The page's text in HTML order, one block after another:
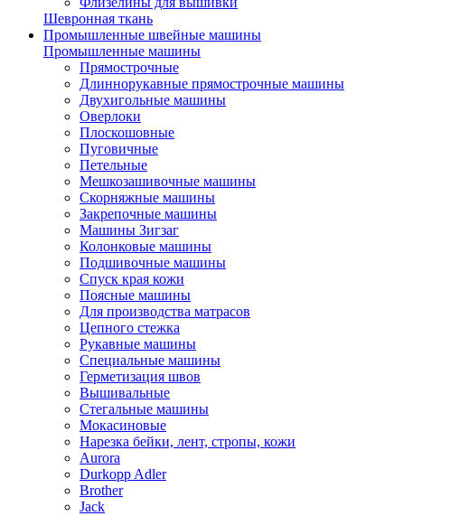
Шевронная ткань
Промышленные швейные машины
Промышленные машины
Прямострочные
Длиннорукавные прямострочные машины
Двухигольные машины
Оверлоки
Плоскошовные
Пуговичные
Петельные
Мешкозашивочные машины
Скорняжные машины
Закрепочные машины
Машины Зигзаг
Колонковые машины
Подшивочные машины
Спуск края кожи
Поясные машины
Для производства матрасов
Цепного стежка
Рукавные машины
Специальные машины
Герметизация швов
Вышивальные
Стегальные машины
Мокасиновые
Нарезка бейки, лент, стропы, кожи
Aurora
Durkopp Adler
Brother
Jack